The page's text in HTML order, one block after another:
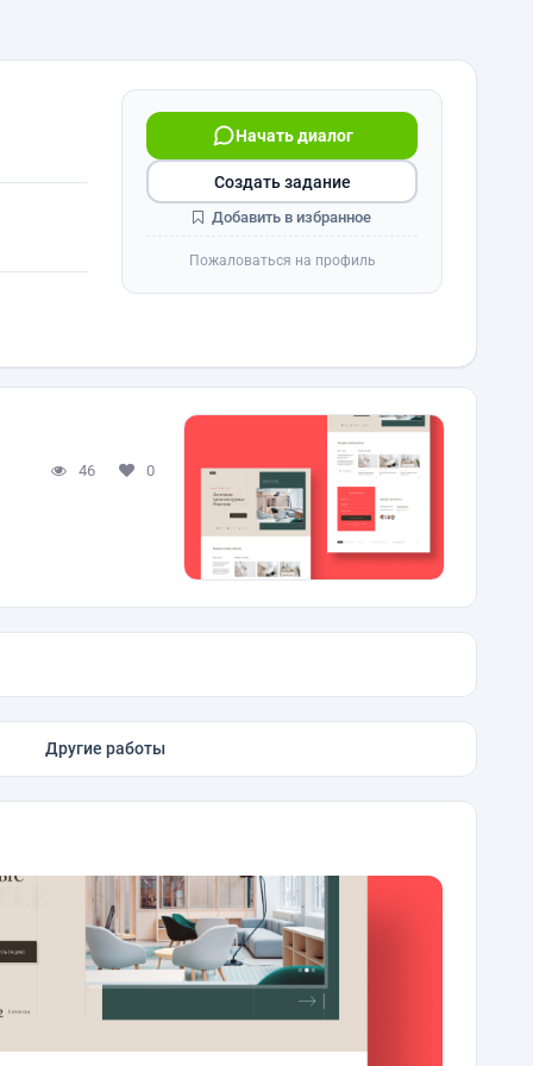
Начать диалог
Создать задание
Добавить в избранное
Пожаловаться на профиль
46 0
Другие работы